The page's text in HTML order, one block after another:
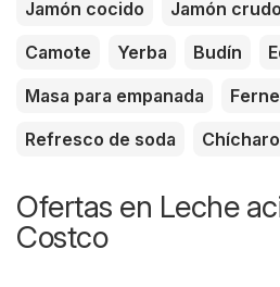
Jamón cocido
Jamón crudo
Camote
Yerba Budín
Masa para empanada
Refresco de soda
Ofertas en Leche
Costco